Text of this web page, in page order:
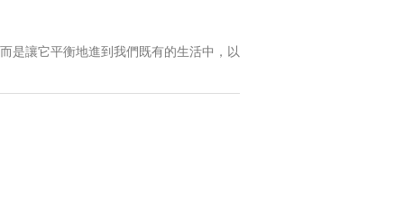
是讓它平衡地進到我們既有的生活中，以